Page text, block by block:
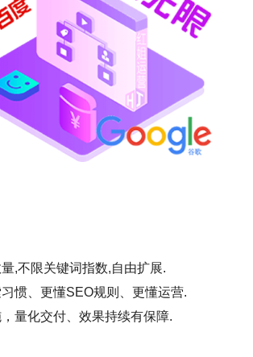
,不限关键词指数,自由扩展.
惯、更懂SEO规则、更懂运营.
量化交付、效果持续有保障.